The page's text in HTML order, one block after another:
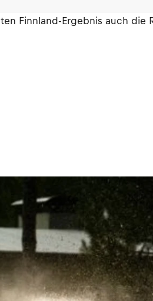
Finnland-Ergebnis auch die